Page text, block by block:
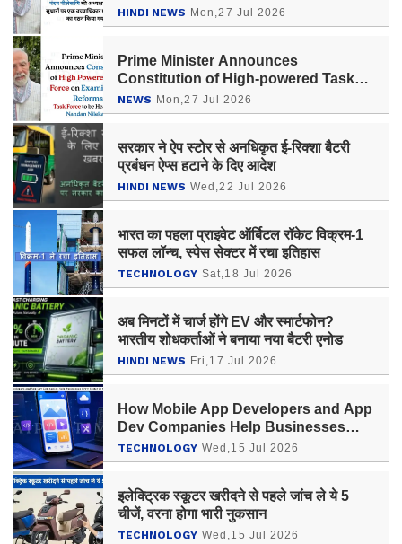
HINDI NEWS Mon,27 Jul 2026
Prime Minister Announces
Constitution of High-powered Task
Force on Examination Reforms -
Watch the Announcement Here
NEWS Mon,27 Jul 2026
सरकार ने ऐप स्टोर से अनधिकृत ई-रिक्शा बैटरी
प्रबंधन ऐप्स हटाने के दिए आदेश
HINDI NEWS Wed,22 Jul 2026
भारत का पहला प्राइवेट ऑर्बिटल रॉकेट विक्रम-1
सफल लॉन्च, स्पेस सेक्टर में रचा इतिहास
TECHNOLOGY Sat,18 Jul 2026
अब मिनटों में चार्ज होंगे EV और स्मार्टफोन?
भारतीय शोधकर्ताओं ने बनाया नया बैटरी एनोड
HINDI NEWS Fri,17 Jul 2026
How Mobile App Developers and App
Dev Companies Help Businesses
Grow Faster in the Digital Era
TECHNOLOGY Wed,15 Jul 2026
इलेक्ट्रिक स्कूटर खरीदने से पहले जांच ले ये 5
चीजें, वरना होगा भारी नुकसान
TECHNOLOGY Wed,15 Jul 2026